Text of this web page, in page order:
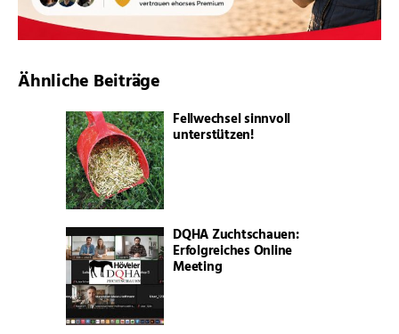
Ähnliche Beiträge
Fellwechsel sinnvoll
unterstützen!
DQHA Zuchtschauen:
Erfolgreiches Online
Meeting